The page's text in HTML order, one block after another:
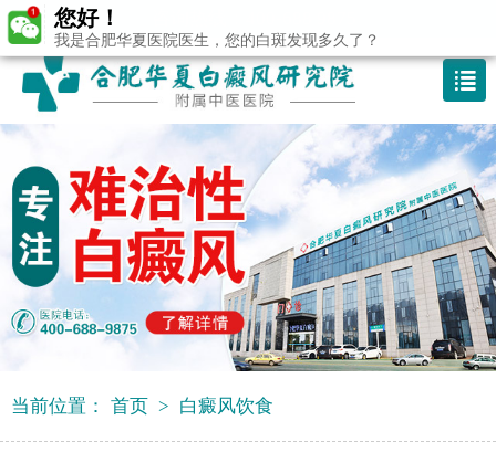
当前位置： 首页 > 白癜风饮食
您好！
我是合肥华夏医院医生，您的白斑发现多久了？